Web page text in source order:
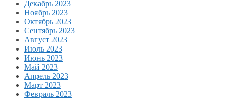
Декабрь 2023
Ноябрь 2023
Октябрь 2023
Сентябрь 2023
Август 2023
Июль 2023
Июнь 2023
Май 2023
Апрель 2023
Март 2023
Февраль 2023